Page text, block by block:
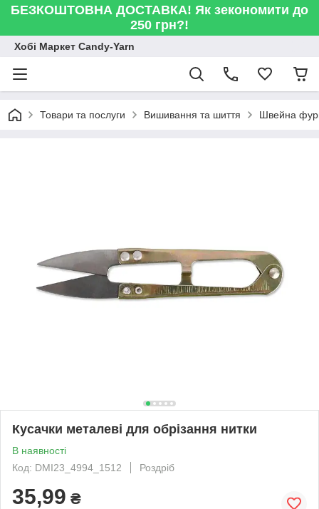
БЕЗКОШТОВНА ДОСТАВКА! Як зекономити до
250 грн?!
Хобі Маркет Candy-Yarn
Товари та послуги Вишивання та шиття Швейна
Кусачки металеві для обрізання нитки
В наявності
Код: DMI23_4994_1512
Роздріб
35,99 ₴